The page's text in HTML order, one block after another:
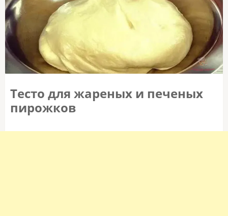
Тесто для жареных и печеных
пирожков